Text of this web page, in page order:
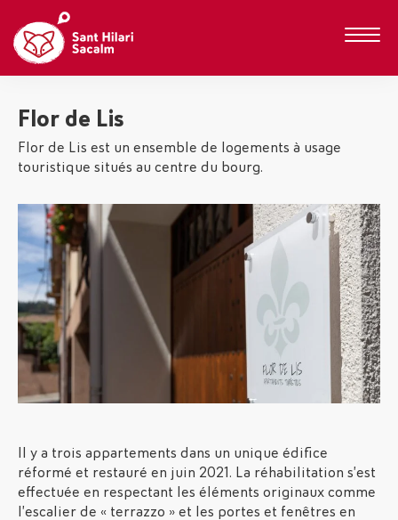
Flor de Lis
Flor de Lis est un ensemble de logements à usage
touristique situés au centre du bourg.
Il y a trois appartements dans un unique édifice
réformé et restauré en juin 2021. La réhabilitation s’est
effectuée en respectant les éléments originaux comme
l’escalier de « terrazzo » et les portes et fenêtres en